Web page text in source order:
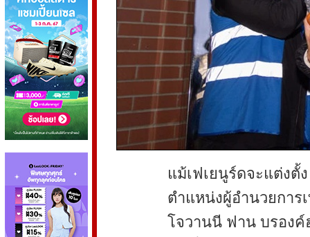
แม้เฟเยนูร์ดจะแต่งตั้
ตำแหน่งผู้อำนวยการ
โจวานนี ฟาน บรองค์